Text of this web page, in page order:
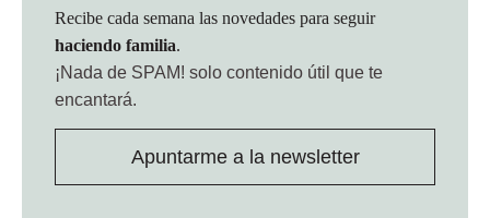
Recibe cada semana las novedades para seguir
haciendo familia.
¡Nada de SPAM! solo contenido útil que te
encantará.
Apuntarme a la newsletter